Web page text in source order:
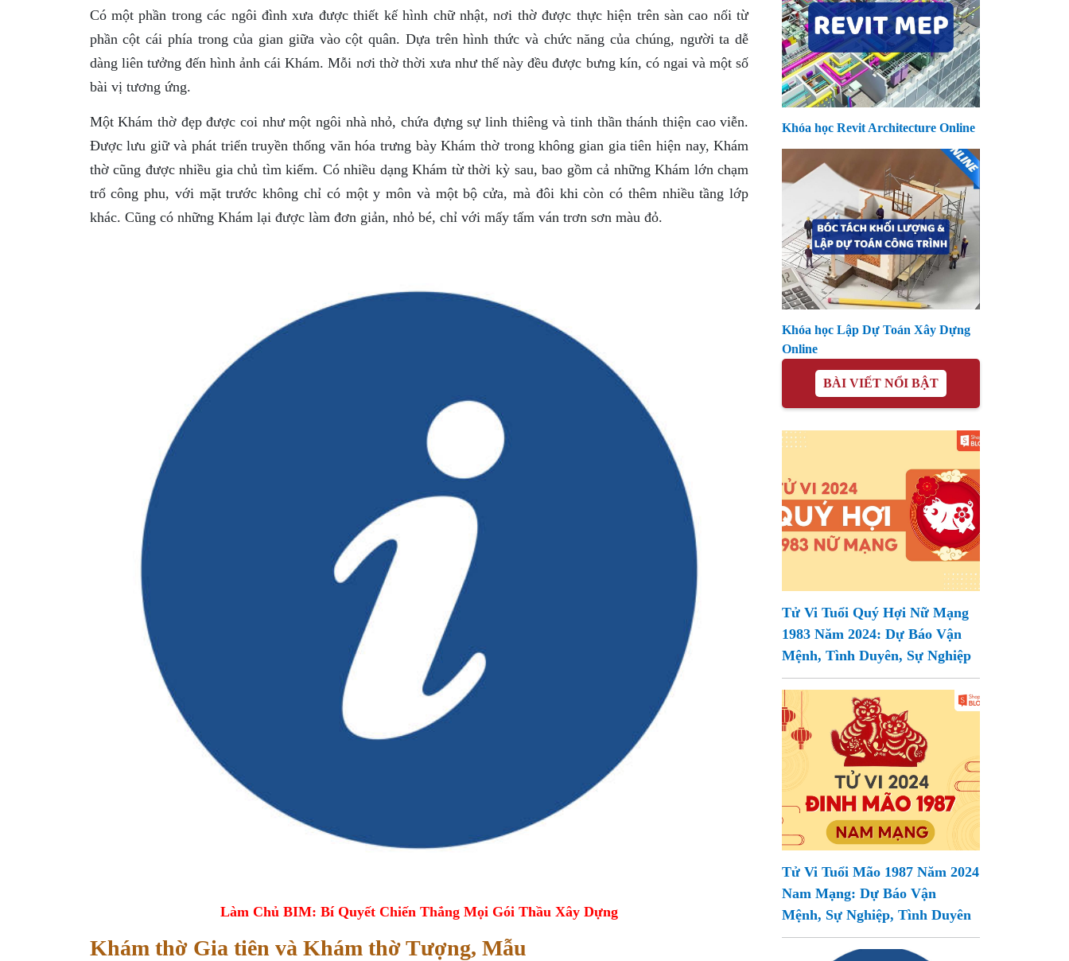
Có một phần trong các ngôi đình xưa được thiết kế hình chữ nhật, nơi thờ được thực hiện trên sàn cao nối từ
phần cột cái phía trong của gian giữa vào cột quân. Dựa trên hình thức và chức năng của chúng, người ta dễ
dàng liên tưởng đến hình ảnh cái Khám. Mỗi nơi thờ thời xưa như thế này đều được bưng kín, có ngai và một số
bài vị tương ứng.
Một Khám thờ đẹp được coi như một ngôi nhà nhỏ, chứa đựng sự linh thiêng và tinh thần thánh thiện cao viễn.
Được lưu giữ và phát triển truyền thống văn hóa trưng bày Khám thờ trong không gian gia tiên hiện nay, Khám
thờ cũng được nhiều gia chủ tìm kiếm. Có nhiều dạng Khám từ thời kỳ sau, bao gồm cả những Khám lớn chạm
trổ công phu, với mặt trước không chỉ có một y môn và một bộ cửa, mà đôi khi còn có thêm nhiều tầng lớp
khác. Cũng có những Khám lại được làm đơn giản, nhỏ bé, chỉ với mấy tấm ván trơn sơn màu đỏ.
Làm Chủ BIM: Bí Quyết Chiến Thắng Mọi Gói Thầu Xây Dựng
Khám thờ Gia tiên và Khám thờ Tượng, Mẫu
Khóa học Revit Architecture Online
Khóa học Lập Dự Toán Xây Dựng
Online
BÀI VIẾT NỔI BẬT
Tử Vi Tuổi Quý Hợi Nữ Mạng
1983 Năm 2024: Dự Báo Vận
Mệnh, Tình Duyên, Sự Nghiệp
Tử Vi Tuổi Mão 1987 Năm 2024
Nam Mạng: Dự Báo Vận
Mệnh, Sự Nghiệp, Tình Duyên